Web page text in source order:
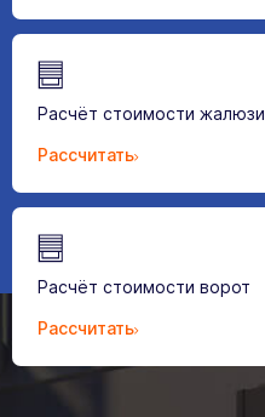
Расчёт стоимости жалюзи
Рассчитать
Расчёт стоимости ворот
Рассчитать